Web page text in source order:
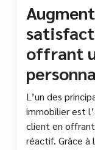
offrant
L’un des
immobilier est
client en
réactif. Grâce à